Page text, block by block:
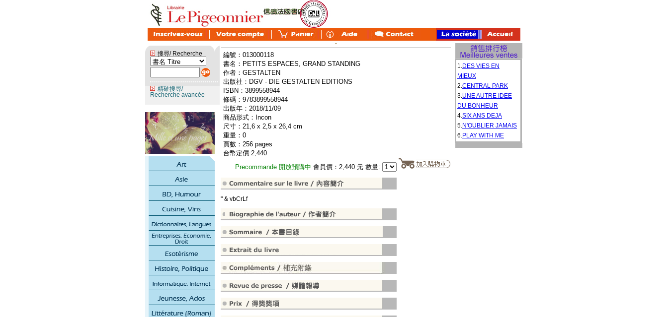
搜尋/ Recherche
精確搜尋/
Recherche avancée
編號：013000118
書名：PETITS ESPACES, GRAND STANDING
作者：GESTALTEN
出版社：DGV - DIE GESTALTEN EDITIONS
ISBN：3899558944
條碼：9783899558944
出版年：2018/11/09
商品形式：Incon
尺寸：21,6 x 2,5 x 26,4 cm
重量：0
頁數：256 pages
台幣定價:2,440
Precommande 開放預購中 會員價：2,440 元 數量:
" & vbCrLf
1.DES VIES EN
MIEUX
2.CENTRAL PARK
3.UNE AUTRE IDEE
DU BONHEUR
4.SIX ANS DEJA
5.N'OUBLIER JAMAIS
6.PLAY WITH ME